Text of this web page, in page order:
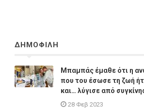
ΔΗΜΟΦΙΛΗ
Μπαμπάς έμαθε ότι η
που του έσωσε τη ζωή
και… λύγισε από
28 Φεβ 2023